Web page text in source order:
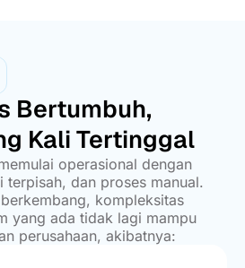
Bertumbuh,
Kali Tertinggal
operasional dengan
terpisah, dan proses manual.
kompleksitas
yang ada tidak lagi mampu
perusahaan, akibatnya: